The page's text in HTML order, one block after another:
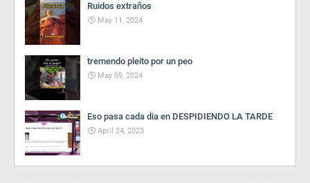
Ruidos extraños
May 11, 2024
tremendo pleito por un peo
May 09, 2024
Eso pasa cada dia en DESPIDIENDO LA TARDE
April 24, 2023